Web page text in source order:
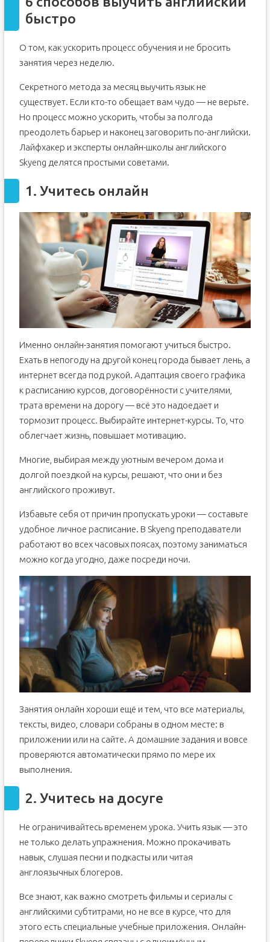
быстро
О том, как ускорить процесс обучения и не бросить
занятия через неделю.
Секретного метода за месяц выучить язык не
существует. Если кто-то обещает вам чудо — не верьте.
Но процесс можно ускорить, чтобы за полгода
преодолеть барьер и наконец заговорить по-английски.
Лайфхакер и эксперты онлайн-школы английского
Skyeng делятся простыми советами.
1. Учитесь онлайн
Именно онлайн-занятия помогают учиться быстро.
Ехать в непогоду на другой конец города бывает лень, а
интернет всегда под рукой. Адаптация своего графика
к расписанию курсов, договорённости с учителями,
трата времени на дорогу — всё это надоедает и
тормозит процесс. Выбирайте интернет-курсы. То, что
облегчает жизнь, повышает мотивацию.
Многие, выбирая между уютным вечером дома и
долгой поездкой на курсы, решают, что они и без
английского проживут.
Избавьте себя от причин пропускать уроки — составьте
удобное личное расписание. В Skyeng преподаватели
работают во всех часовых поясах, поэтому заниматься
можно когда угодно, даже посреди ночи.
Занятия онлайн хороши ещё и тем, что все материалы,
тексты, видео, словари собраны в одном месте: в
приложении или на сайте. А домашние задания и вовсе
проверяются автоматически прямо по мере их
выполнения.
2. Учитесь на досуге
Не ограничивайтесь временем урока. Учить язык — это
не только делать упражнения. Можно прокачивать
навык, слушая песни и подкасты или читая
англоязычных блогеров.
Все знают, как важно смотреть фильмы и сериалы с
английскими субтитрами, но не все в курсе, что для
этого есть специальные учебные приложения. Онлайн-